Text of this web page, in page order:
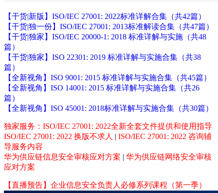
【干货|新版】ISO/IEC 27001: 2022标准详解合集（共42篇）
【干货|独一份】ISO/IEC 27001: 2013标准解读合集（共47篇）
【干货|独家】ISO/IEC 20000-1: 2018 标准详解与实施（共48
篇）
【干货|独家】ISO 22301: 2019 标准详解与实施合集（共38
篇）
【全新视角】ISO 9001: 2015 标准详解与实施合集（共45篇）
【全新视角】ISO 14001: 2015 标准详解与实施合集（共26
篇）
【全新视角】ISO 45001: 2018标准详解与实施合集（共30篇）
独家服务：ISO/IEC 27001: 2022全新全套文件提供和使用指导
ISO/IEC 27001: 2022 换版不求人 | ISO/IEC 27001: 2022 咨询辅
导服务内容
华为供应链信息安全审核应对方案 | 华为供应链网络安全审核
应对方案
【直播预告】企业信息安全负责人必修系列课程（第一季）